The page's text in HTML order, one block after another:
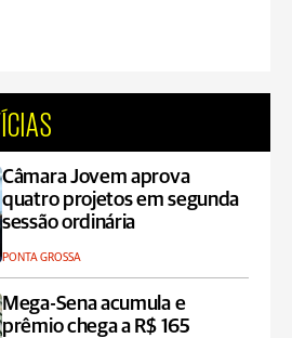
Câmara Jovem aprova
quatro projetos em segunda
sessão ordinária
PONTA GROSSA
Mega-Sena acumula e
prêmio chega a R$ 165